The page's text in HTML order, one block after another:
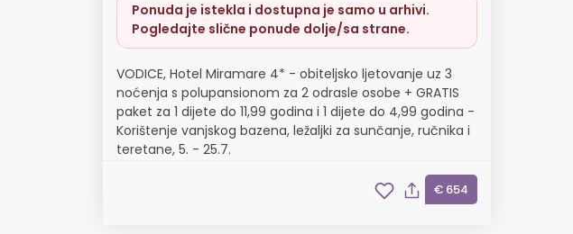
Ponuda je istekla i dostupna je samo u arhivi.
Pogledajte slične ponude dolje/sa strane.
VODICE, Hotel Miramare 4* - obiteljsko ljetovanje uz 3
noćenja s polupansionom za 2 odrasle osobe + GRATIS
paket za 1 dijete do 11,99 godina i 1 dijete do 4,99 godina -
Korištenje vanjskog bazena, ležaljki za sunčanje, ručnika i
teretane, 5. - 25.7.
€ 654